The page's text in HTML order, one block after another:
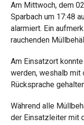
Am Mittwoch, dem
Sparbach um 17:48
alarmiert. Ein
rauchenden
Am Einsatzort
werden, weshalb mit
Rücksprache
Während alle
der Einsatzleiter mit